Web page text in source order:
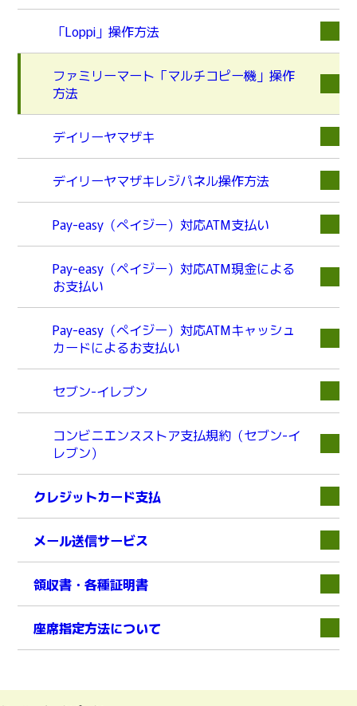
「Loppi」操作方法
ファミリーマート「マルチコピー機」操作
方法
デイリーヤマザキ
デイリーヤマザキレジパネル操作方法
Pay-easy（ぺイジー）対応ATM支払い
Pay-easy（ペイジー）対応ATM現金による
お支払い
Pay-easy（ぺイジー）対応ATMキャッシュ
カードによるお支払い
セブン-イレブン
コンビニエンスストア支払規約（セブン-イ
レブン）
クレジットカード支払 下層
メール送信サービス
領収書・各種証明書 下層
座席指定方法について